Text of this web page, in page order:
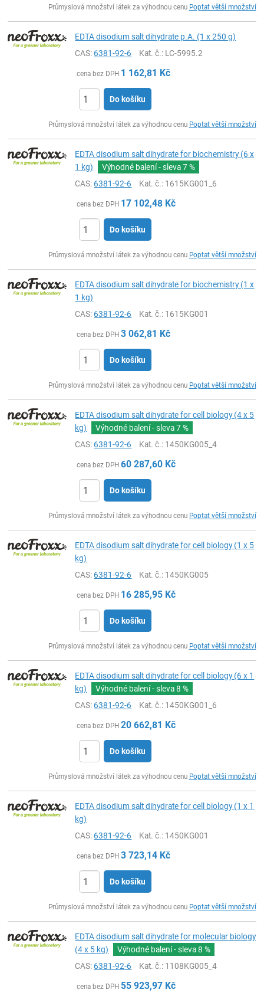
Průmyslová množství látek za výhodnou cenu Poptat větší množství
EDTA disodium salt dihydrate p.A. (1 x 250 g)
CAS:6381-92-6 Kat. č.: LC-5995.2
cena bez DPH 1 162,81 Kč
Do košíku
Průmyslová množství látek za výhodnou cenu Poptat větší množství
EDTA disodium salt dihydrate for biochemistry (6 x
1 kg)
Výhodné balení - sleva7 %
CAS:6381-92-6 Kat. č.: 1615KG001_6
cena bez DPH 17 102,48 Kč
Do košíku
Průmyslová množství látek za výhodnou cenu Poptat větší množství
EDTA disodium salt dihydrate for biochemistry (1 x
1 kg)
CAS:6381-92-6 Kat. č.: 1615KG001
cena bez DPH 3 062,81 Kč
Do košíku
Průmyslová množství látek za výhodnou cenu Poptat větší množství
EDTA disodium salt dihydrate for cell biology (4 x 5
kg)
Výhodné balení - sleva7 %
CAS:6381-92-6 Kat. č.: 1450KG005_4
cena bez DPH 60 287,60 Kč
Do košíku
Průmyslová množství látek za výhodnou cenu Poptat větší množství
EDTA disodium salt dihydrate for cell biology (1 x 5
kg)
CAS:6381-92-6 Kat. č.: 1450KG005
cena bez DPH 16 285,95 Kč
Do košíku
Průmyslová množství látek za výhodnou cenu Poptat větší množství
EDTA disodium salt dihydrate for cell biology (6 x 1
kg)
Výhodné balení - sleva8 %
CAS:6381-92-6 Kat. č.: 1450KG001_6
cena bez DPH 20 662,81 Kč
Do košíku
Průmyslová množství látek za výhodnou cenu Poptat větší množství
EDTA disodium salt dihydrate for cell biology (1 x 1
kg)
CAS:6381-92-6 Kat. č.: 1450KG001
cena bez DPH 3 723,14 Kč
Do košíku
Průmyslová množství látek za výhodnou cenu Poptat větší množství
EDTA disodium salt dihydrate for molecular biology
(4 x 5 kg)
Výhodné balení - sleva8 %
CAS:6381-92-6 Kat. č.: 1108KG005_4
cena bez DPH 55 923,97 Kč